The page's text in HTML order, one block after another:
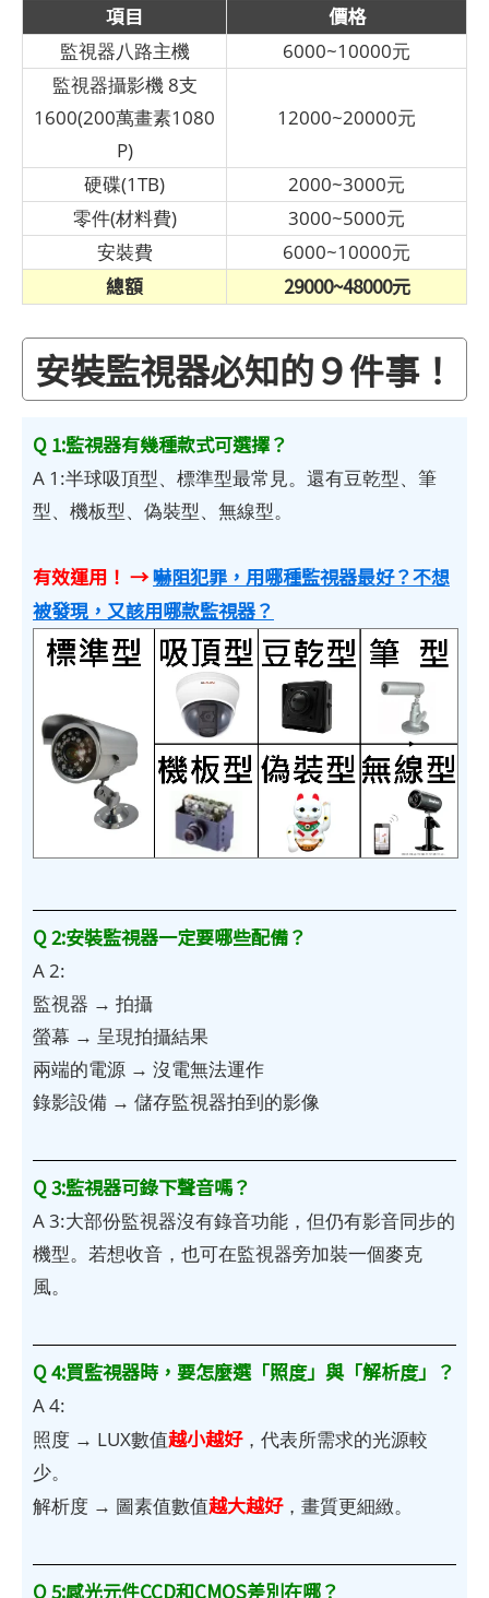
項目 價格
監視器八路主機
6000~10000元
監視器攝影機 8支
1600(200萬畫素1080
P)
12000~20000元
硬碟(1TB)
2000~3000元
零件(材料費)
3000~5000元
安裝費
6000~10000元
總額 29000~48000元
安裝監視器必知的９件事！
Q 1:監視器有幾種款式可選擇？
A 1:半球吸頂型、標準型最常見。還有豆乾型、筆
型、機板型、偽裝型、無線型。
有效運用！ →嚇阻犯罪，用哪種監視器最好？不想
被發現，又該用哪款監視器？
Q 2:安裝監視器一定要哪些配備？
A 2:
監視器 → 拍攝
螢幕 → 呈現拍攝結果
兩端的電源 → 沒電無法運作
錄影設備 → 儲存監視器拍到的影像
Q 3:監視器可錄下聲音嗎？
A 3:大部份監視器沒有錄音功能，但仍有影音同步的
機型。若想收音，也可在監視器旁加裝一個麥克
風。
Q 4:買監視器時，要怎麼選「照度」與「解析度」？
A 4:
照度 → LUX數值越小越好，代表所需求的光源較
少。
解析度 → 圖素值數值越大越好，畫質更細緻。
Q 5:感光元件CCD和CMOS差別在哪？